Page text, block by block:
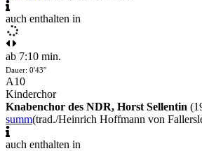
auch enthalten in
ab 7:10 min.
Dauer: 0'43''
A10
Kinderchor
Knabenchor des NDR, Horst Sellentin
summ(trad./Heinrich Hoffmann von
auch enthalten in